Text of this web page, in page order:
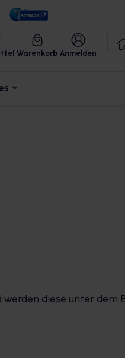
Warenkorb Anmelden
werden diese unter dem